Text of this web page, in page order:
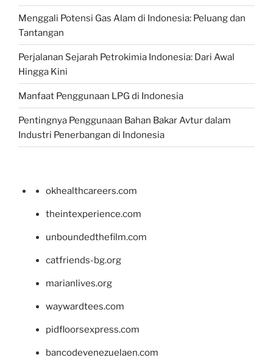
Menggali Potensi Gas Alam di Indonesia: Peluang dan
Tantangan
Perjalanan Sejarah Petrokimia Indonesia: Dari Awal
Hingga Kini
Manfaat Penggunaan LPG di Indonesia
Pentingnya Penggunaan Bahan Bakar Avtur dalam
Industri Penerbangan di Indonesia
okhealthcareers.com
theintexperience.com
unboundedthefilm.com
catfriends-bg.org
marianlives.org
waywardtees.com
pidfloorsexpress.com
bancodevenezuelaen.com